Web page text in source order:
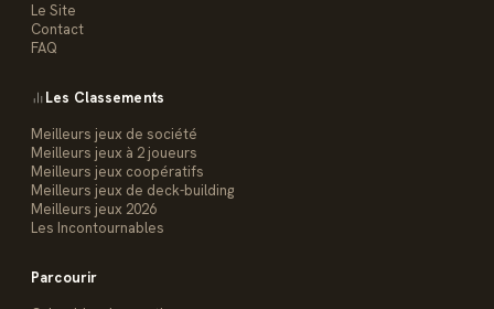
Le Site
Contact
FAQ
Les Classements
Meilleurs jeux de société
Meilleurs jeux à 2 joueurs
Meilleurs jeux coopératifs
Meilleurs jeux de deck-building
Meilleurs jeux 2026
Les Incontournables
Parcourir